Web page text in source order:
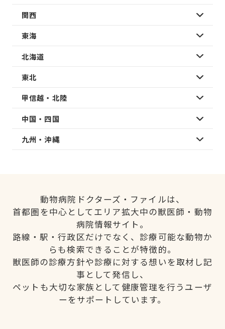
関西
東海
北海道
東北
甲信越・北陸
中国・四国
九州・沖縄
動物病院ドクターズ・ファイルは、
首都圏を中心としてエリア拡大中の獣医師・動物
病院情報サイト。
路線・駅・行政区だけでなく、診療可能な動物か
らも検索できることが特徴的。
獣医師の診療方針や診療に対する想いを取材し記
事として発信し、
ペットも大切な家族として健康管理を行うユーザ
ーをサポートしています。